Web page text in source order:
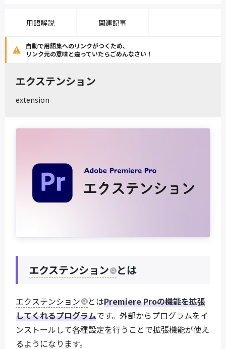
用語解説 関連記事
自動で用語集へのリンクがつくため、
リンク元の意味と違っていたらごめんなさい！
エクステンション
extension
エクステンション とは
エクステンション とはPremiere Proの機能を拡張
してくれるプログラムです。外部からプログラムをイ
ンストールして各種設定を行うことで拡張機能が使え
るようになります。